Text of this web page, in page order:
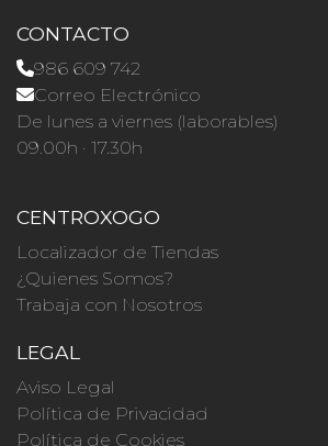
CONTACTO
986 609 742
Correo Electrónico
De lunes a viernes (laborables)
09.00h · 17.30h
CENTROXOGO
Localizador de Tiendas
¿Quienes Somos?
Trabaja con Nosotros
LEGAL
Aviso Legal
Política de Privacidad
Política de Cookies